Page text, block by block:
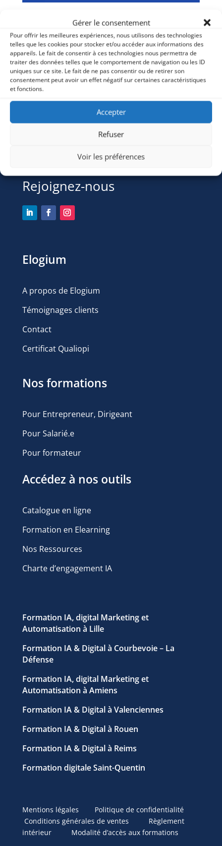
Gérer le consentement
Pour offrir les meilleures expériences, nous utilisons des technologies
telles que les cookies pour stocker et/ou accéder aux informations des
appareils. Le fait de consentir à ces technologies nous permettra de
traiter des données telles que le comportement de navigation ou les ID
uniques sur ce site. Le fait de ne pas consentir ou de retirer son
consentement peut avoir un effet négatif sur certaines caractéristiques
et fonctions.
Accepter
Refuser
Voir les préférences
Qualité et certification
La certification qualité a été délivrée
catégories d’actions : action de formation
Rejoignez-nous
Elogium
A propos de Elogium
Témoignages clients
Contact
Certificat Qualiopi
Nos formations
Pour Entrepreneur, Dirigeant
Pour Salarié.e
Pour formateur
Accédez à nos outils
Catalogue en ligne
Formation en Elearning
Nos Ressources
Charte d’engagement IA
Formation IA, digital Marketing et
Automatisation à Lille
Formation IA & Digital à Courbevoie – La
Défense
Formation IA, digital Marketing et
Automatisation à Amiens
Formation IA & Digital à Valenciennes
Formation IA & Digital à Rouen
Formation IA & Digital à Reims
Formation digitale Saint-Quentin
Mentions légales
Politique de confidentialité
Conditions générales de ventes Règlement
intérieur Modalité d’accès aux formations